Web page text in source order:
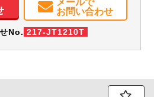
お問い合わせ
No. 217-JT1210T